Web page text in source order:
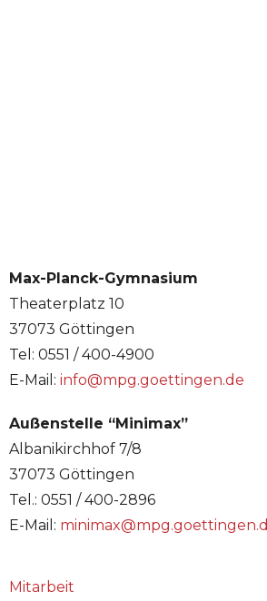
Max-Planck-Gymnasium
Theaterplatz 10
37073 Göttingen
Tel: 0551 / 400-4900
E-Mail: info@mpg.goettingen.de
Außenstelle “Minimax”
Albanikirchhof 7/8
37073 Göttingen
Tel.: 0551 / 400-2896
E-Mail: minimax@mpg.goettingen.d
Mitarbeit